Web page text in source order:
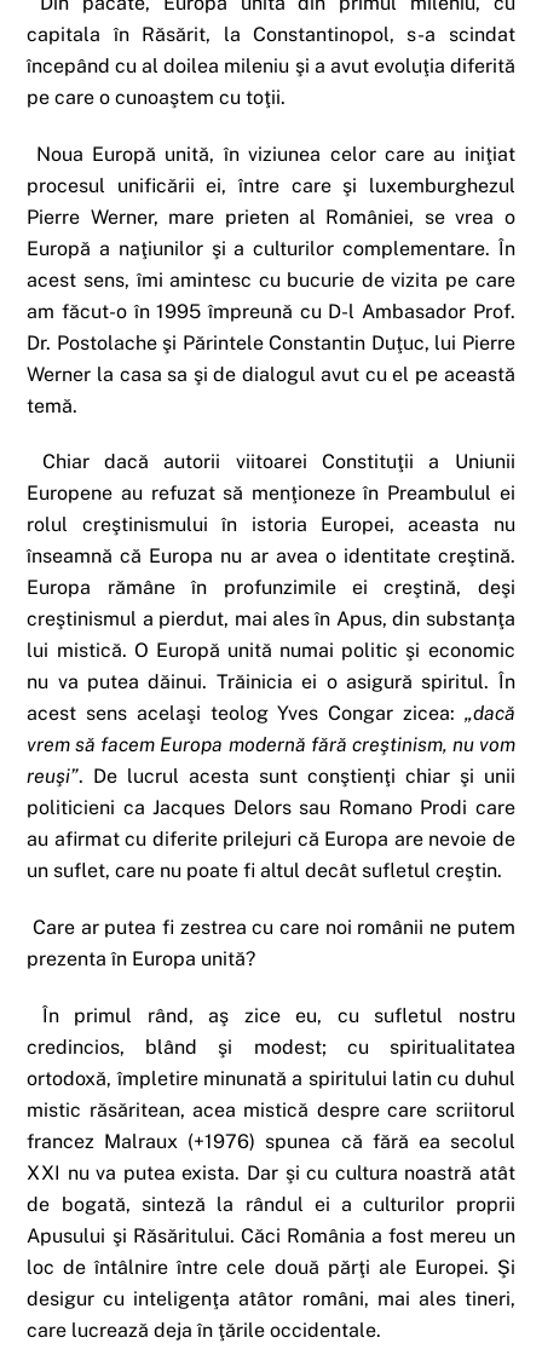
capitala în Răsărit, la Constantinopol, s-a scindat
începând cu al doilea mileniu şi a avut evoluţia diferită
pe care o cunoaştem cu toţii.
Noua Europă unită, în viziunea celor care au iniţiat
procesul unificării ei, între care şi luxemburghezul
Pierre Werner, mare prieten al României, se vrea o
Europă a naţiunilor şi a culturilor complementare. În
acest sens, îmi amintesc cu bucurie de vizita pe care
am făcut-o în 1995 împreună cu D-l Ambasador Prof.
Dr. Postolache şi Părintele Constantin Duţuc, lui Pierre
Werner la casa sa şi de dialogul avut cu el pe această
temă.
Chiar dacă autorii viitoarei Constituţii a Uniunii
Europene au refuzat să menţioneze în Preambulul ei
rolul creştinismului în istoria Europei, aceasta nu
înseamnă că Europa nu ar avea o identitate creştină.
Europa rămâne în profunzimile ei creştină, deşi
creştinismul a pierdut, mai ales în Apus, din substanţa
lui mistică. O Europă unită numai politic şi economic
nu va putea dăinui. Trăinicia ei o asigură spiritul. În
acest sens acelaşi teolog Yves Congar zicea: „dacă
vrem să facem Europa modernă fără creştinism, nu vom
reuşi”. De lucrul acesta sunt conştienţi chiar şi unii
politicieni ca Jacques Delors sau Romano Prodi care
au afirmat cu diferite prilejuri că Europa are nevoie de
un suflet, care nu poate fi altul decât sufletul creştin.
Care ar putea fi zestrea cu care noi românii ne putem
prezenta în Europa unită?
În primul rând, aş zice eu, cu sufletul nostru
credincios, blând şi modest; cu spiritualitatea
ortodoxă, împletire minunată a spiritului latin cu duhul
mistic răsăritean, acea mistică despre care scriitorul
francez Malraux (+1976) spunea că fără ea secolul
XXI nu va putea exista. Dar şi cu cultura noastră atât
de bogată, sinteză la rândul ei a culturilor proprii
Apusului şi Răsăritului. Căci România a fost mereu un
loc de întâlnire între cele două părţi ale Europei. Şi
desigur cu inteligenţa atâtor români, mai ales tineri,
care lucrează deja în ţările occidentale.